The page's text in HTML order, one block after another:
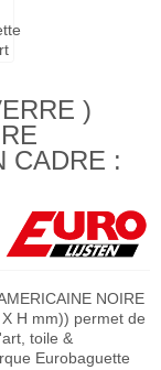
)
CADRE :
NOIRE
H mm)) permet de
toile &
Eurobaguette